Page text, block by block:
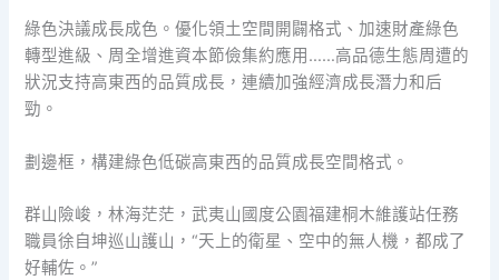
綠色決議成長成色。優化領土空間開闢格式、加速財產綠色
轉型進級、周全增進資本節儉集約應用……高品德生態周遭的
狀況支持高東西的品質成長，連續加強經濟成長潛力和后
勁。
劃邊框，構建綠色低碳高東西的品質成長空間格式。
群山險峻，林海茫茫，武夷山國度公園福建桐木維護站任務
職員徐自坤巡山護山，“天上的衛星、空中的無人機，都成了
好輔佐。”